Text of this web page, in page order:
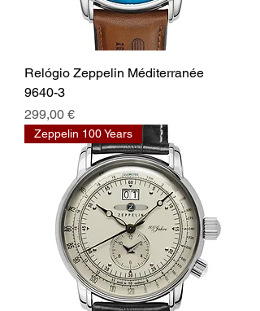
Relógio Zeppelin Méditerranée
9640-3
Preço
299,00 €
Zeppelin 100 Years